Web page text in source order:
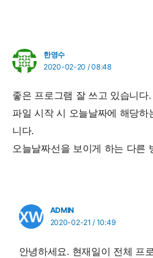
한영수
2020-02-20 / 08:48
좋은 프로그램 잘 쓰고 있습니다.
파일 시작 시 오늘날짜에 해당
니다.
오늘날짜선을 보이게 하는 다른
ADMIN
2020-02-21 / 10:49
안녕하세요. 현재일이 전체 프